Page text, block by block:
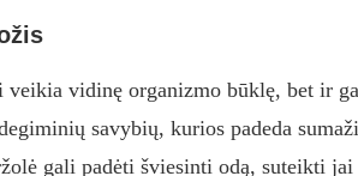
veikia vidinę organizmo būklę, bet ir
savybių, kurios padeda
gali padėti šviesinti odą, suteikti